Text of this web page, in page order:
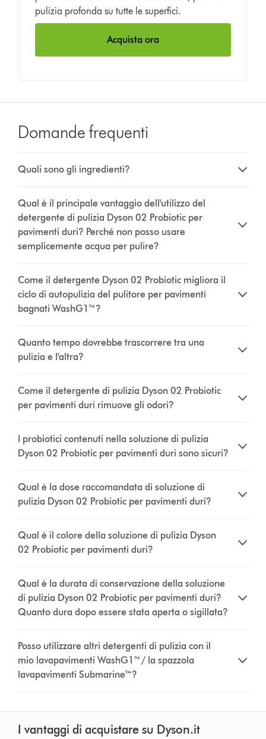
pulizia profonda su tutte le superfici.
Acquista ora
Domande frequenti
Quali sono gli ingredienti?
Qual è il principale vantaggio dell'utilizzo del
detergente di pulizia Dyson 02 Probiotic per
pavimenti duri? Perché non posso usare
semplicemente acqua per pulire?
Come il detergente Dyson 02 Probiotic migliora il
ciclo di autopulizia del pulitore per pavimenti
bagnati WashG1™?
Quanto tempo dovrebbe trascorrere tra una
pulizia e l'altra?
Come il detergente di pulizia Dyson 02 Probiotic
per pavimenti duri rimuove gli odori?
I probiotici contenuti nella soluzione di pulizia
Dyson 02 Probiotic per pavimenti duri sono sicuri?
Qual è la dose raccomandata di soluzione di
pulizia Dyson 02 Probiotic per pavimenti duri?
Qual è il colore della soluzione di pulizia Dyson
02 Probiotic per pavimenti duri?
Qual è la durata di conservazione della soluzione
di pulizia Dyson 02 Probiotic per pavimenti duri?
Quanto dura dopo essere stata aperta o sigillata?
Posso utilizzare altri detergenti di pulizia con il
mio lavapavimenti WashG1™ / la spazzola
lavapavimenti Submarine™?
I vantaggi di acquistare su Dyson.it